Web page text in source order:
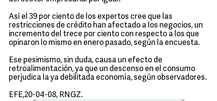
Así el 39 por ciento de los expertos cree que las
restricciones de crédito han afectado a los negocios, un
incremento del trece por ciento con respecto a los que
opinaron lo mismo en enero pasado, según la encuesta.
Ese pesimismo, sin duda, causa un efecto de
retroalimentación, ya que un descenso en el consumo
perjudica la ya debilitada economía, según observadores.
EFE,20-04-08, RNGZ.